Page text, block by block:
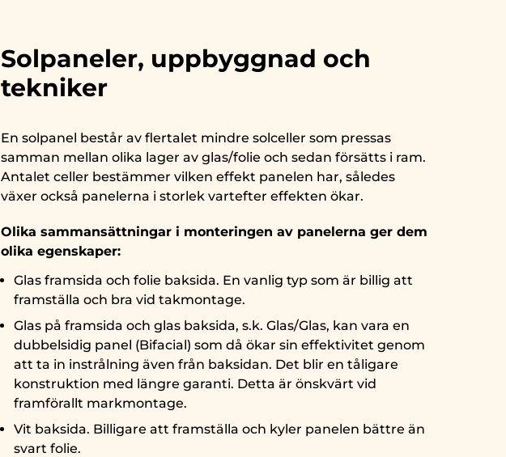
Solpaneler, uppbyggnad och
tekniker
En solpanel består av flertalet mindre solceller som pressas
samman mellan olika lager av glas/folie och sedan försätts i ram.
Antalet celler bestämmer vilken effekt panelen har, således
växer också panelerna i storlek vartefter effekten ökar.
Olika sammansättningar i monteringen av panelerna ger dem
olika egenskaper:
Glas framsida och folie baksida. En vanlig typ som är billig att
framställa och bra vid takmontage.
Glas på framsida och glas baksida, s.k. Glas/Glas, kan vara en
dubbelsidig panel (Bifacial) som då ökar sin effektivitet genom
att ta in instrålning även från baksidan. Det blir en tåligare
konstruktion med längre garanti. Detta är önskvärt vid
framförallt markmontage.
Vit baksida. Billigare att framställa och kyler panelen bättre än
svart folie.